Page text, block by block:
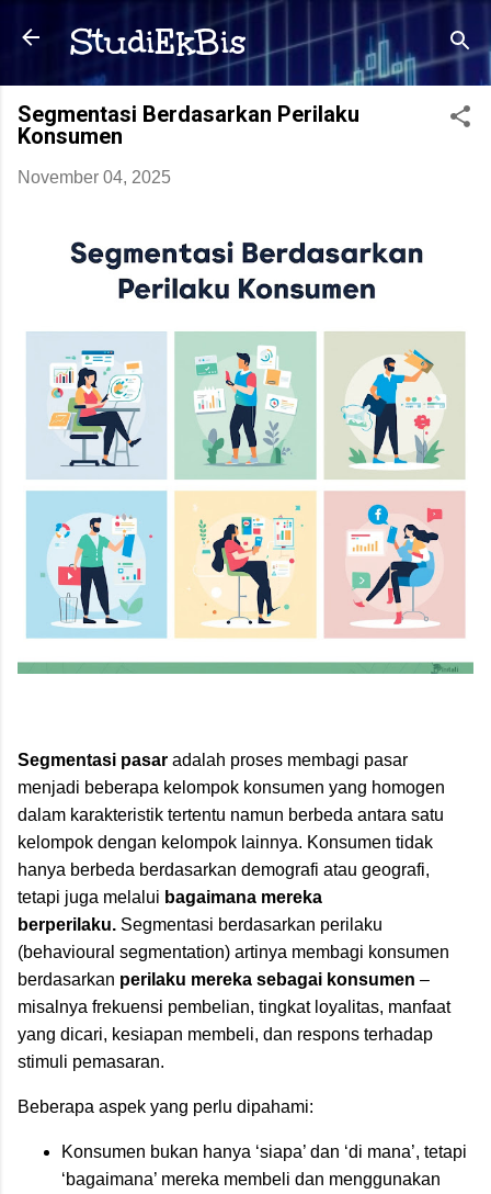
Langsung ke konten utama
StudiEkBis
Segmentasi Berdasarkan Perilaku
Konsumen
November 04, 2025
Segmentasi pasar adalah proses membagi pasar
menjadi beberapa kelompok konsumen yang homogen
dalam karakteristik tertentu namun berbeda antara satu
kelompok dengan kelompok lainnya. Konsumen tidak
hanya berbeda berdasarkan demografi atau geografi,
tetapi juga melalui bagaimana mereka
berperilaku. Segmentasi berdasarkan perilaku
(behavioural segmentation) artinya membagi konsumen
berdasarkan perilaku mereka sebagai konsumen –
misalnya frekuensi pembelian, tingkat loyalitas, manfaat
yang dicari, kesiapan membeli, dan respons terhadap
stimuli pemasaran.
Beberapa aspek yang perlu dipahami:
Konsumen bukan hanya ‘siapa’ dan ‘di mana’, tetapi
‘bagaimana’ mereka membeli dan menggunakan